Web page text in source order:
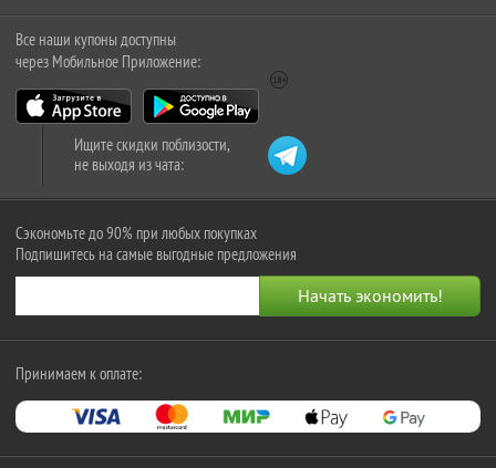
Все наши купоны доступны
через Мобильное Приложение:
Ищите скидки поблизости,
не выходя из чата:
Сэкономьте до 90% при любых покупках
Подпишитесь на самые выгодные предложения
Принимаем к оплате: